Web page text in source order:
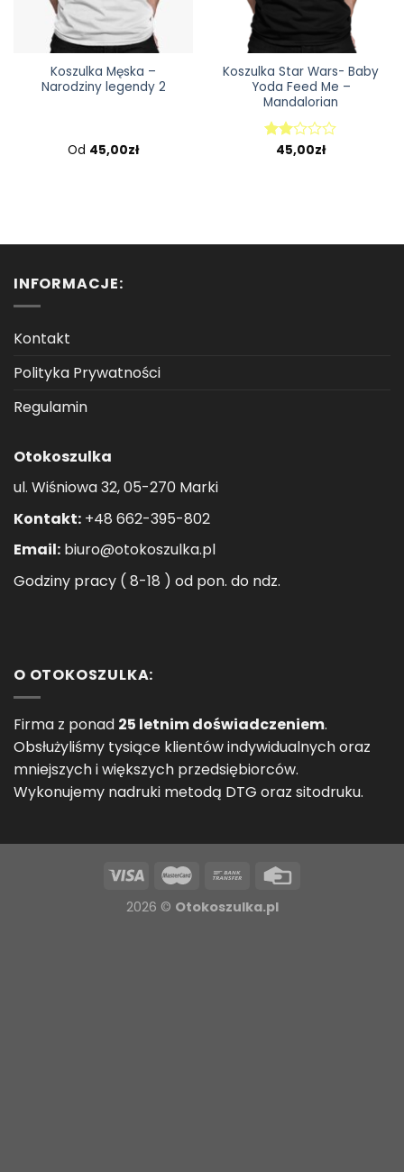
Koszulka Męska –
Narodziny legendy 2
Od 45,00zł
Koszulka Star Wars- Baby
Yoda Feed Me –
Mandalorian
Oceniono
45,00zł
INFORMACJE:
Kontakt
Polityka Prywatności
Regulamin
Otokoszulka
ul. Wiśniowa 32, 05-270 Marki
Kontakt: +48 662-395-802
Email: biuro@otokoszulka.pl
Godziny pracy ( 8-18 ) od pon. do ndz.
O OTOKOSZULKA:
Firma z ponad 25 letnim doświadczeniem.
Obsłużyliśmy tysiące klientów indywidualnych oraz
mniejszych i większych przedsiębiorców.
Wykonujemy nadruki metodą DTG oraz sitodruku.
2026 © Otokoszulka.pl